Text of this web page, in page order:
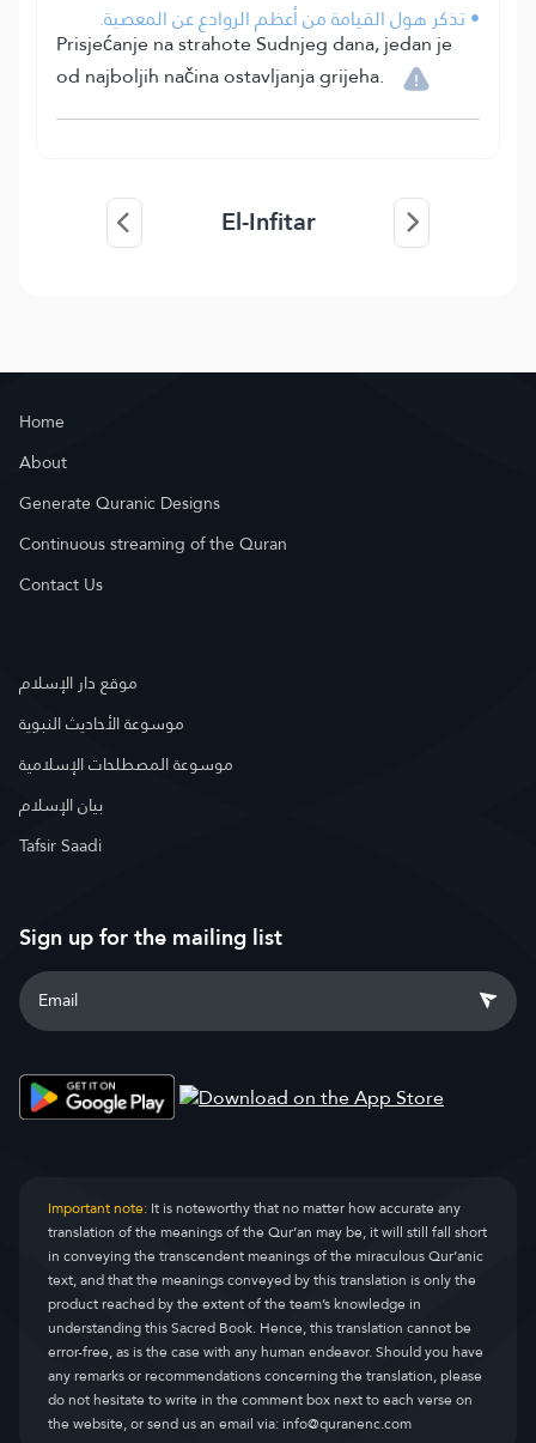
• تذكر هول القيامة من أعظم الروادع عن المعصية.
Prisjećanje na strahote Sudnjeg dana, jedan je
od najboljih načina ostavljanja grijeha.
El-Infitar
Home
About
Generate Quranic Designs
Continuous streaming of the Quran
Contact Us
موقع دار الإسلام
موسوعة الأحاديث النبوية
موسوعة المصطلحات الإسلامية
بيان الإسلام
Tafsir Saadi
Sign up for the mailing list
Important note:It is noteworthy that no matter how accurate any
translation of the meanings of the Qur’an may be, it will still fall short
in conveying the transcendent meanings of the miraculous Qur’anic
text, and that the meanings conveyed by this translation is only the
product reached by the extent of the team’s knowledge in
understanding this Sacred Book. Hence, this translation cannot be
error-free, as is the case with any human endeavor. Should you have
any remarks or recommendations concerning the translation, please
do not hesitate to write in the comment box next to each verse on
the website, or send us an email via:info@quranenc.com